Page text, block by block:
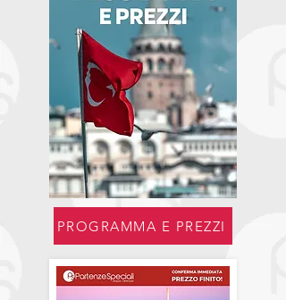
PROGRAMMA E PREZZI